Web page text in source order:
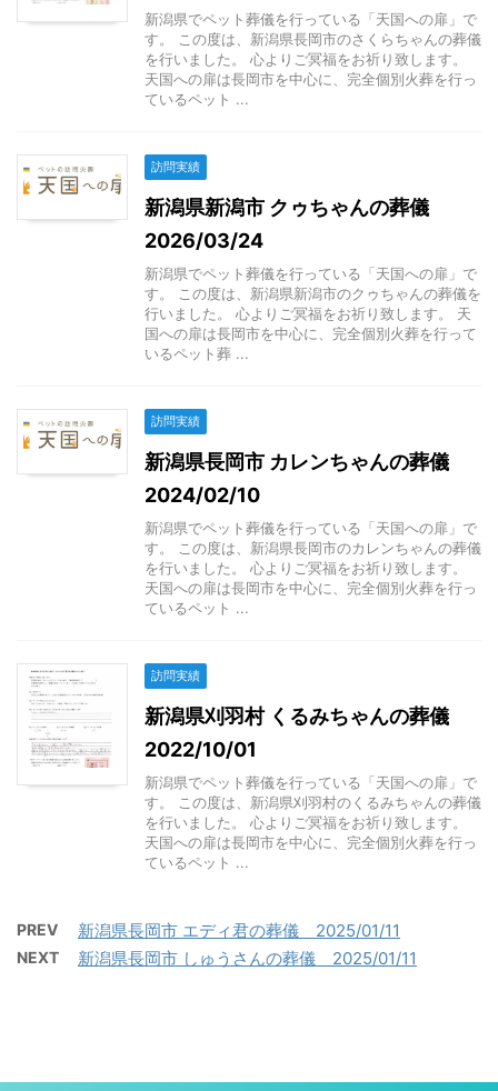
新潟県でペット葬儀を行っている「天国への扉」で
す。 この度は、新潟県長岡市のさくらちゃんの葬儀
を行いました。 心よりご冥福をお祈り致します。
天国への扉は長岡市を中心に、完全個別火葬を行っ
ているペット ...
訪問実績
新潟県新潟市 クゥちゃんの葬儀
2026/03/24
新潟県でペット葬儀を行っている「天国への扉」で
す。 この度は、新潟県新潟市のクゥちゃんの葬儀を
行いました。 心よりご冥福をお祈り致します。 天
国への扉は長岡市を中心に、完全個別火葬を行って
いるペット葬 ...
訪問実績
新潟県長岡市 カレンちゃんの葬儀
2024/02/10
新潟県でペット葬儀を行っている「天国への扉」で
す。 この度は、新潟県長岡市のカレンちゃんの葬儀
を行いました。 心よりご冥福をお祈り致します。
天国への扉は長岡市を中心に、完全個別火葬を行っ
ているペット ...
訪問実績
新潟県刈羽村 くるみちゃんの葬儀
2022/10/01
新潟県でペット葬儀を行っている「天国への扉」で
す。 この度は、新潟県刈羽村のくるみちゃんの葬儀
を行いました。 心よりご冥福をお祈り致します。
天国への扉は長岡市を中心に、完全個別火葬を行っ
ているペット ...
PREV 新潟県長岡市 エディ君の葬儀 2025/01/11
NEXT 新潟県長岡市 しゅうさんの葬儀 2025/01/11